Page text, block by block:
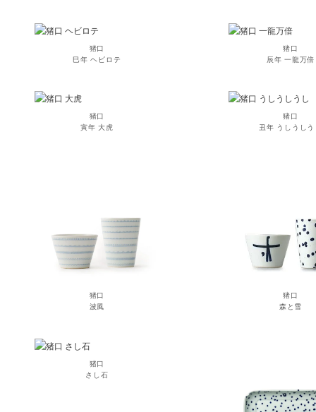
猪口
巳年 ヘビロテ
猪口
辰年 一龍万倍
猪口
寅年 大虎
猪口
丑年 うしうし
猪口
波風
猪口
森と雪
猪口
さし石